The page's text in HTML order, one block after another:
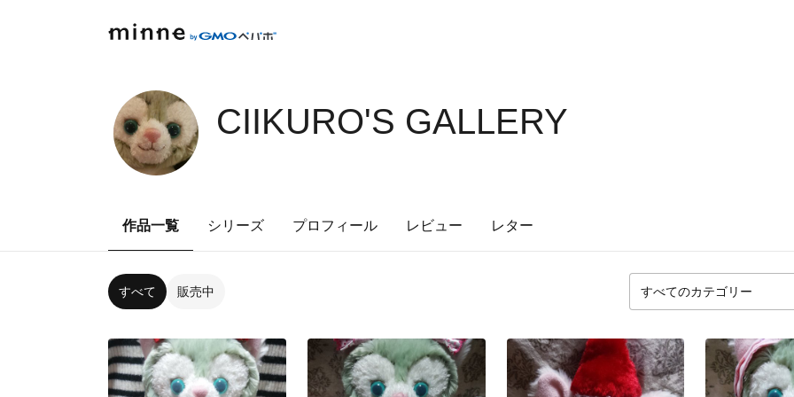
CIIKURO'S GALLERY
作品一覧 シリーズ プロフィール レビュー レター
すべて 販売中